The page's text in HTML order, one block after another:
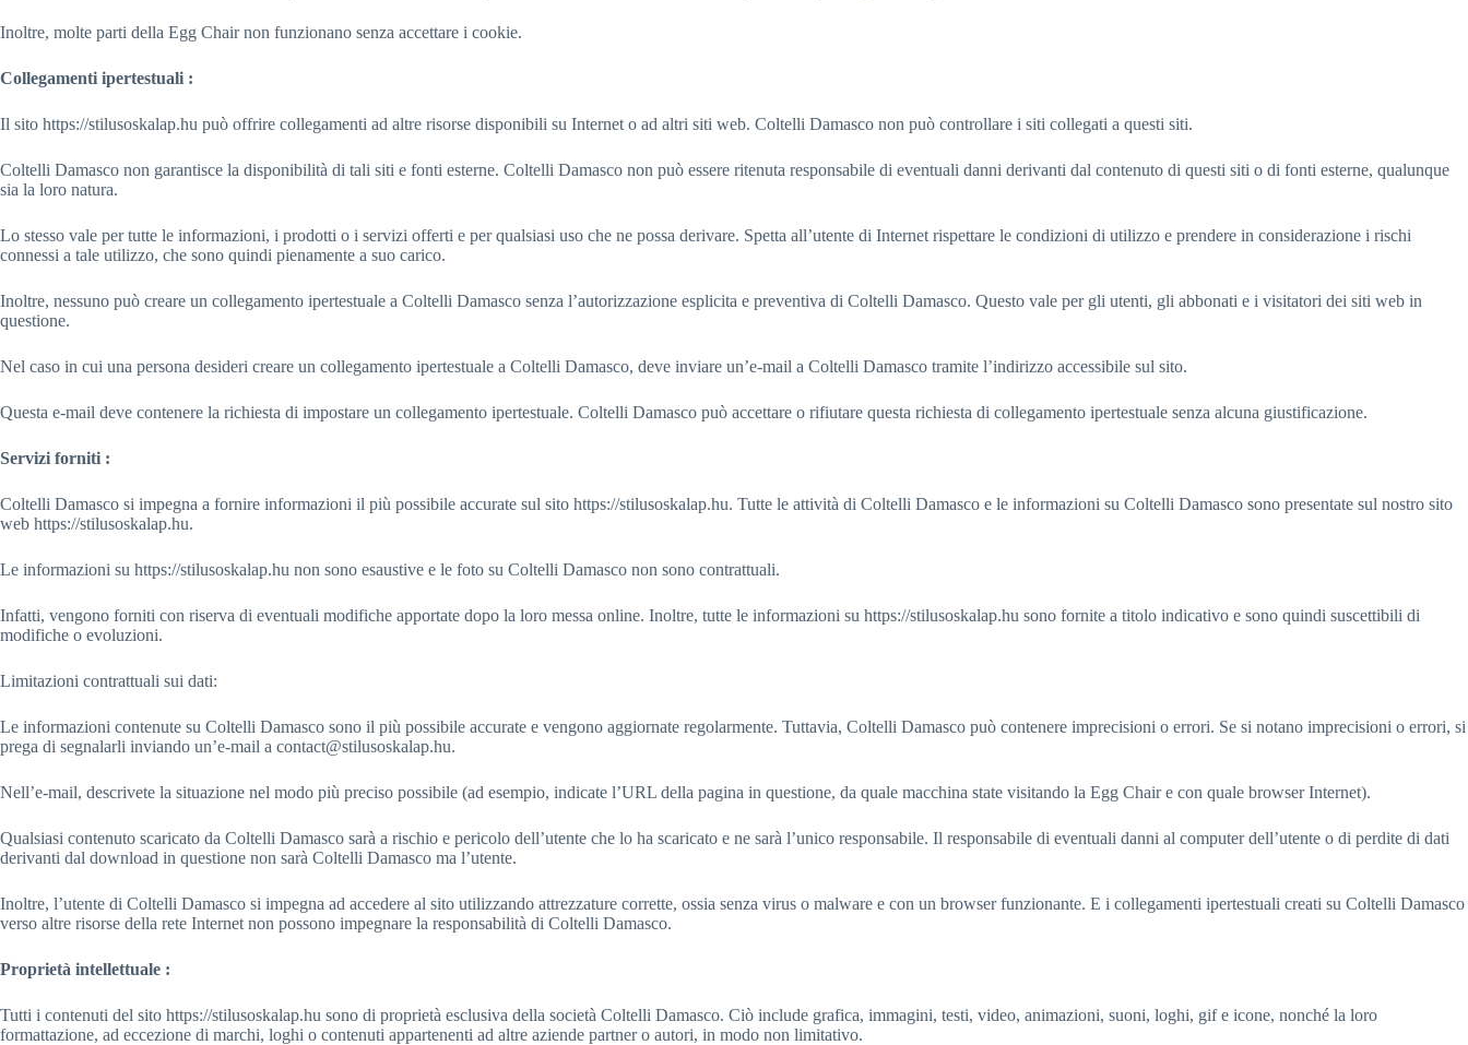
Inoltre, molte parti della Egg Chair non funzionano senza accettare i cookie.
Collegamenti ipertestuali :
Il sito https://stilusoskalap.hu può offrire collegamenti ad altre risorse disponibili su Internet o ad altri siti web. Coltelli Damasco non può controllare i siti collegati a questi siti.
Coltelli Damasco non garantisce la disponibilità di tali siti e fonti esterne. Coltelli Damasco non può essere ritenuta responsabile di eventuali danni derivanti dal contenuto di questi siti o di fonti esterne, qualunque
sia la loro natura.
Lo stesso vale per tutte le informazioni, i prodotti o i servizi offerti e per qualsiasi uso che ne possa derivare. Spetta all’utente di Internet rispettare le condizioni di utilizzo e prendere in considerazione i rischi
connessi a tale utilizzo, che sono quindi pienamente a suo carico.
Inoltre, nessuno può creare un collegamento ipertestuale a Coltelli Damasco senza l’autorizzazione esplicita e preventiva di Coltelli Damasco. Questo vale per gli utenti, gli abbonati e i visitatori dei siti web in
questione.
Nel caso in cui una persona desideri creare un collegamento ipertestuale a Coltelli Damasco, deve inviare un’e-mail a Coltelli Damasco tramite l’indirizzo accessibile sul sito.
Questa e-mail deve contenere la richiesta di impostare un collegamento ipertestuale. Coltelli Damasco può accettare o rifiutare questa richiesta di collegamento ipertestuale senza alcuna giustificazione.
Servizi forniti :
Coltelli Damasco si impegna a fornire informazioni il più possibile accurate sul sito https://stilusoskalap.hu. Tutte le attività di Coltelli Damasco e le informazioni su Coltelli Damasco sono presentate sul nostro sito
web https://stilusoskalap.hu.
Le informazioni su https://stilusoskalap.hu non sono esaustive e le foto su Coltelli Damasco non sono contrattuali.
Infatti, vengono forniti con riserva di eventuali modifiche apportate dopo la loro messa online. Inoltre, tutte le informazioni su https://stilusoskalap.hu sono fornite a titolo indicativo e sono quindi suscettibili di
modifiche o evoluzioni.
Limitazioni contrattuali sui dati:
Le informazioni contenute su Coltelli Damasco sono il più possibile accurate e vengono aggiornate regolarmente. Tuttavia, Coltelli Damasco può contenere imprecisioni o errori. Se si notano imprecisioni o errori, si
prega di segnalarli inviando un’e-mail a contact@stilusoskalap.hu.
Nell’e-mail, descrivete la situazione nel modo più preciso possibile (ad esempio, indicate l’URL della pagina in questione, da quale macchina state visitando la Egg Chair e con quale browser Internet).
Qualsiasi contenuto scaricato da Coltelli Damasco sarà a rischio e pericolo dell’utente che lo ha scaricato e ne sarà l’unico responsabile. Il responsabile di eventuali danni al computer dell’utente o di perdite di dati
derivanti dal download in questione non sarà Coltelli Damasco ma l’utente.
Inoltre, l’utente di Coltelli Damasco si impegna ad accedere al sito utilizzando attrezzature corrette, ossia senza virus o malware e con un browser funzionante. E i collegamenti ipertestuali creati su Coltelli Damasco
verso altre risorse della rete Internet non possono impegnare la responsabilità di Coltelli Damasco.
Proprietà intellettuale :
Tutti i contenuti del sito https://stilusoskalap.hu sono di proprietà esclusiva della società Coltelli Damasco. Ciò include grafica, immagini, testi, video, animazioni, suoni, loghi, gif e icone, nonché la loro
formattazione, ad eccezione di marchi, loghi o contenuti appartenenti ad altre aziende partner o autori, in modo non limitativo.